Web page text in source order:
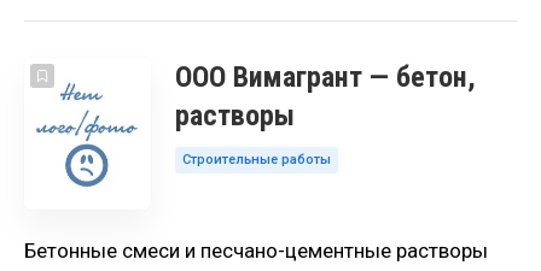
ООО Вимагрант — бетон,
растворы
Строительные работы
Бетонные смеси и песчано-цементные растворы